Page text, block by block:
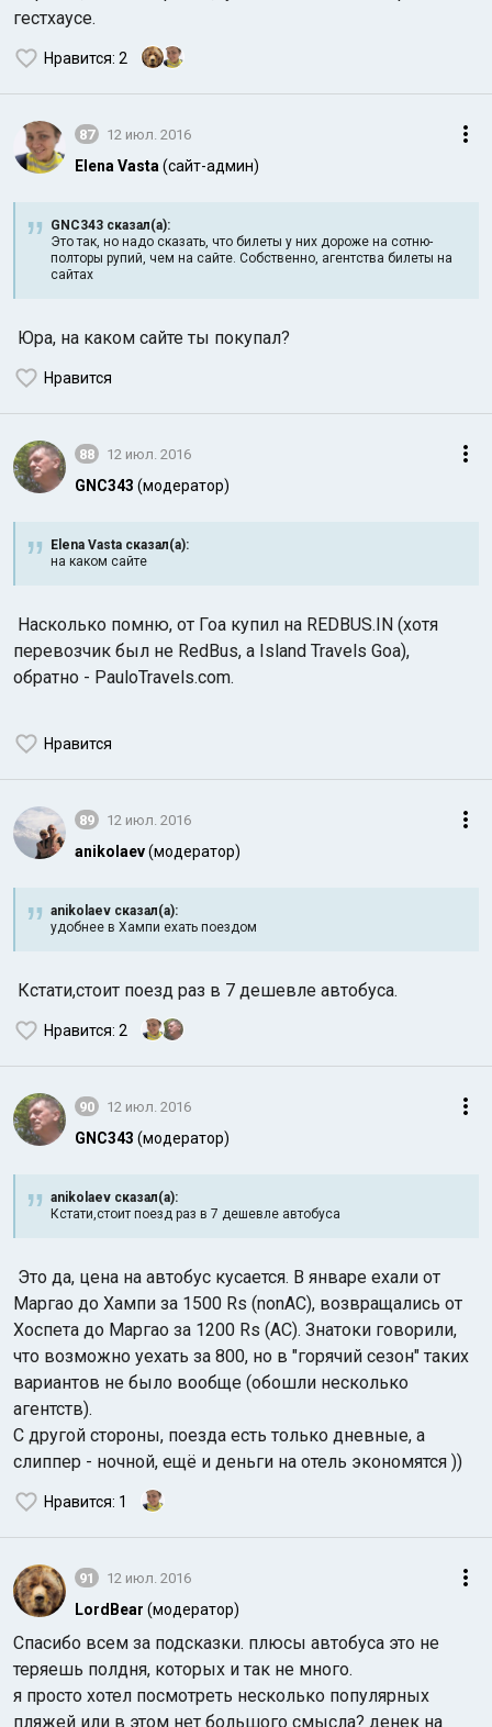
гестхаусе.
Нравится: 2
87 12 июл. 2016
Elena Vasta (сайт-админ)
GNC343 сказал(а):
Это так, но надо сказать, что билеты у них дороже на сотню-
полторы рупий, чем на сайте. Собственно, агентства билеты на
сайтах
Юра, на каком сайте ты покупал?
Нравится
88 12 июл. 2016
GNC343 (модератор)
Elena Vasta сказал(а):
на каком сайте
Насколько помню, от Гоа купил на REDBUS.IN (хотя
перевозчик был не RedBus, а Island Travels Goa),
обратно - PauloTravels.com.
Нравится
89 12 июл. 2016
anikolaev(модератор)
anikolaev сказал(а):
удобнее в Хампи ехать поездом
Кстати,стоит поезд раз в 7 дешевле автобуса.
Нравится: 2
90 12 июл. 2016
GNC343 (модератор)
anikolaev сказал(а):
Кстати,стоит поезд раз в 7 дешевле автобуса
Это да, цена на автобус кусается. В январе ехали от
Маргао до Хампи за 1500 Rs (nonAC), возвращались от
Хоспета до Маргао за 1200 Rs (AC). Знатоки говорили,
что возможно уехать за 800, но в "горячий сезон" таких
вариантов не было вообще (обошли несколько
агентств).
С другой стороны, поезда есть только дневные, а
слиппер - ночной, ещё и деньги на отель экономятся ))
Нравится: 1
91 12 июл. 2016
LordBear (модератор)
Спасибо всем за подсказки. плюсы автобуса это не
теряешь полдня, которых и так не много.
я просто хотел посмотреть несколько популярных
пляжей или в этом нет большого смысла? денек на